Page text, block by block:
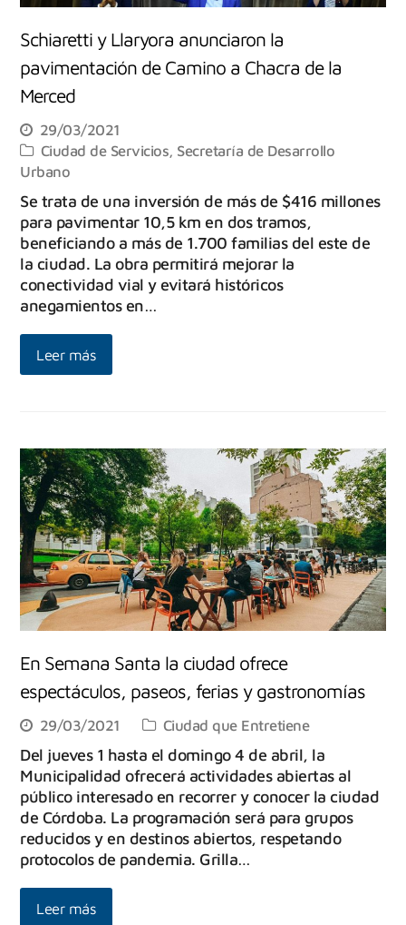
Schiaretti y Llaryora anunciaron la
pavimentación de Camino a Chacra de la
Merced
29/03/2021
Ciudad de Servicios, Secretaría de Desarrollo
Urbano
Se trata de una inversión de más de $416 millones
para pavimentar 10,5 km en dos tramos,
beneficiando a más de 1.700 familias del este de
la ciudad. La obra permitirá mejorar la
conectividad vial y evitará históricos
anegamientos en…
Leer más
En Semana Santa la ciudad ofrece
espectáculos, paseos, ferias y gastronomías
29/03/2021 Ciudad que Entretiene
Del jueves 1 hasta el domingo 4 de abril, la
Municipalidad ofrecerá actividades abiertas al
público interesado en recorrer y conocer la ciudad
de Córdoba. La programación será para grupos
reducidos y en destinos abiertos, respetando
protocolos de pandemia. Grilla…
Leer más